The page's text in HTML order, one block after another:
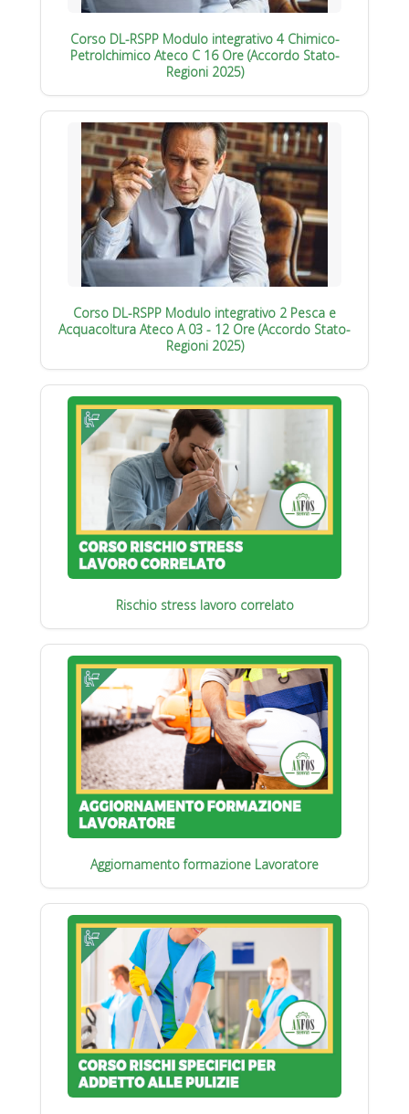
Corso DL-RSPP Modulo integrativo 4 Chimico-
Petrolchimico Ateco C 16 Ore (Accordo Stato-
Regioni 2025)
Corso DL-RSPP Modulo integrativo 2 Pesca e
Acquacoltura Ateco A 03 - 12 Ore (Accordo Stato-
Regioni 2025)
Rischio stress lavoro correlato
Aggiornamento formazione Lavoratore